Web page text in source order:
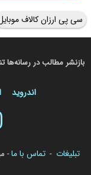
سی پی ارزان کالاف
بازنشر مطالب در رسانه‌ها
اندروید
تبلیغات - تماس با ما-